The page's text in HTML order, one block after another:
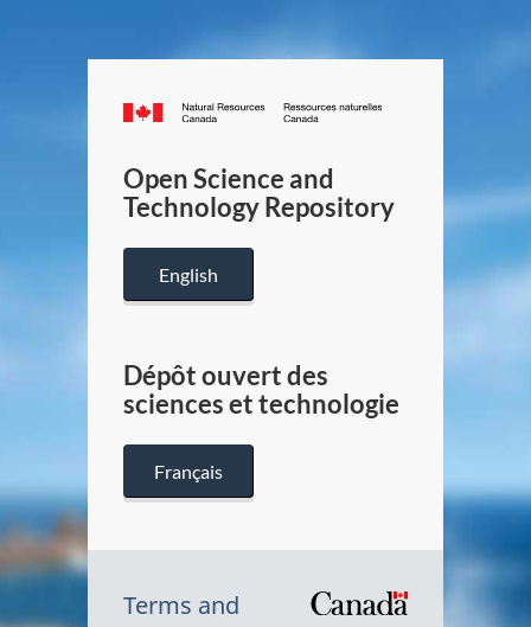
Canada.ca
/
Canada
Open Science and
Technology Repository
English
Dépôt ouvert des
sciences et technologie
Français
Terms and